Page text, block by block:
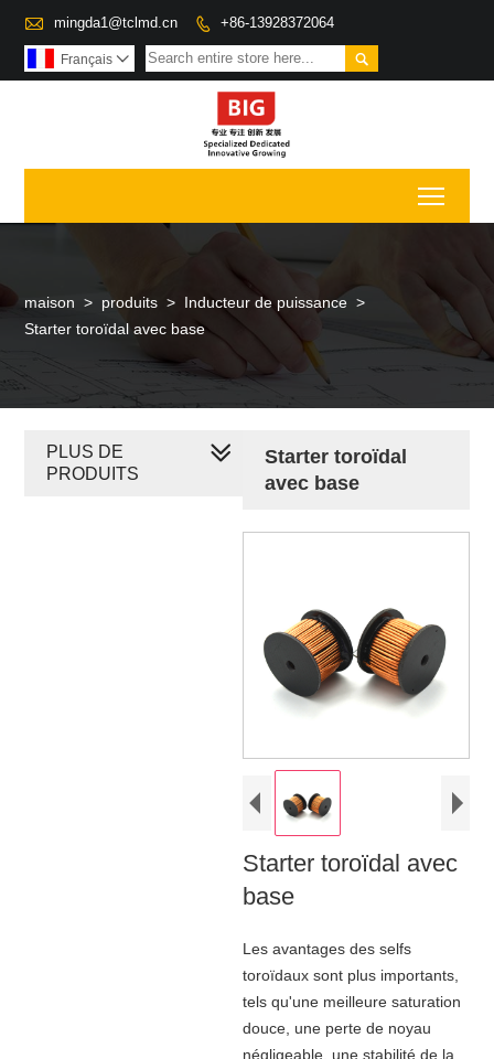
 mingda1@tclmd.cn  +86-13928372064

Français 
maison > produits > Inducteur de puissance >
Starter toroïdal avec base
Starter toroïdal
avec base
Starter toroïdal avec
base
Les avantages des selfs
toroïdaux sont plus importants,
tels qu'une meilleure saturation
douce, une perte de noyau
négligeable, une stabilité de la
PLUS DE
PRODUITS